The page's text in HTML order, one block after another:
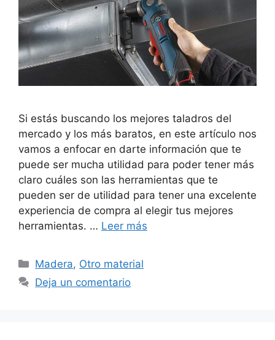
Si estás buscando los mejores taladros del
mercado y los más baratos, en este artículo nos
vamos a enfocar en darte información que te
puede ser mucha utilidad para poder tener más
claro cuáles son las herramientas que te
pueden ser de utilidad para tener una excelente
experiencia de compra al elegir tus mejores
herramientas. … Leer más
Categorías
Madera, Otro material
Deja un comentario